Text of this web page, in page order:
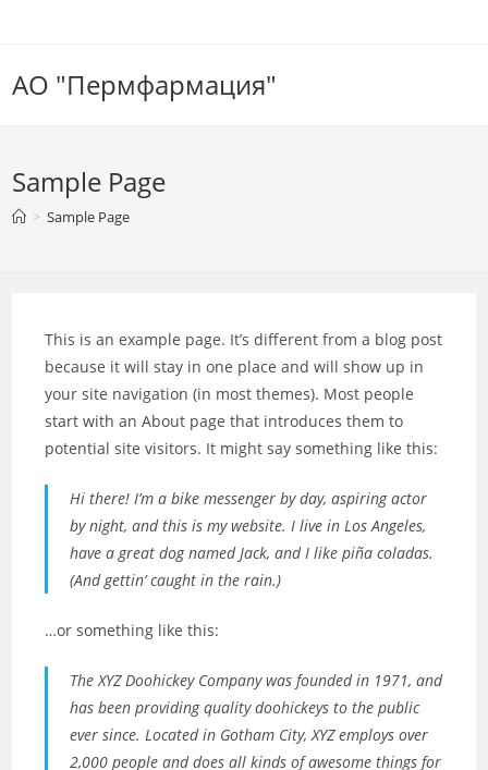
АО "Пермфармация"
Sample Page
> Sample Page
This is an example page. It’s different from a blog post
because it will stay in one place and will show up in
your site navigation (in most themes). Most people
start with an About page that introduces them to
potential site visitors. It might say something like this:
Hi there! I’m a bike messenger by day, aspiring actor
by night, and this is my website. I live in Los Angeles,
have a great dog named Jack, and I like piña coladas.
(And gettin’ caught in the rain.)
…or something like this:
The XYZ Doohickey Company was founded in 1971, and
has been providing quality doohickeys to the public
ever since. Located in Gotham City, XYZ employs over
2,000 people and does all kinds of awesome things for